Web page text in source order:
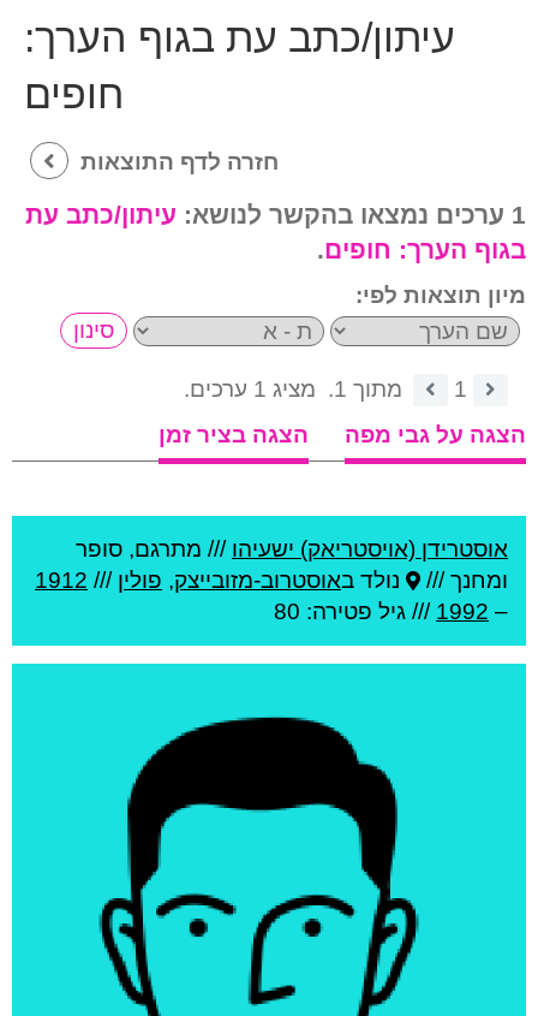
עיתון/כתב עת בגוף הערך:
חופים
חזרה לדף התוצאות
1 ערכים נמצאו בהקשר לנושא:
עיתון/כתב עת
בגוף הערך: חופים.
מיון תוצאות לפי:
1 מתוך 1.
מציג 1 ערכים.
הצגה על גבי מפה
הצגה בציר זמן
אוסטרידן (אויסטריאק) ישעיהו /// מתרגם, סופר
ומחנך ///
נולד באוסטרוב-מזובייצק, פולין ///
1912
–
1992 /// גיל פטירה: 80